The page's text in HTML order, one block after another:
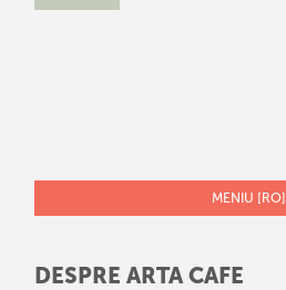
MENIU [RO]
DESPRE ARTA CAFE